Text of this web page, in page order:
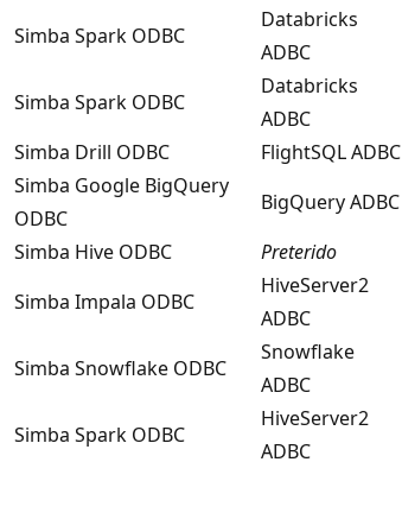
Simba Spark ODBC
Databricks
ADBC
Simba Spark ODBC
Databricks
ADBC
Simba Drill ODBC
FlightSQL ADBC
Simba Google BigQuery
ODBC
BigQuery ADBC
Simba Hive ODBC
Preterido
Simba Impala ODBC
HiveServer2
ADBC
Simba Snowflake ODBC
Snowflake
ADBC
Simba Spark ODBC
HiveServer2
ADBC